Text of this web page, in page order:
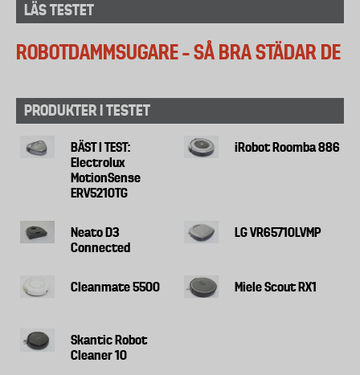
LÄS TESTET
ROBOTDAMMSUGARE – SÅ BRA STÄDAR DE
PRODUKTER I TESTET
BÄST I TEST:
Electrolux
MotionSense
ERV5210TG
iRobot Roomba 886
Neato D3
Connected
LG VR65710LVMP
Cleanmate 5500 Miele Scout RX1
Skantic Robot
Cleaner 10